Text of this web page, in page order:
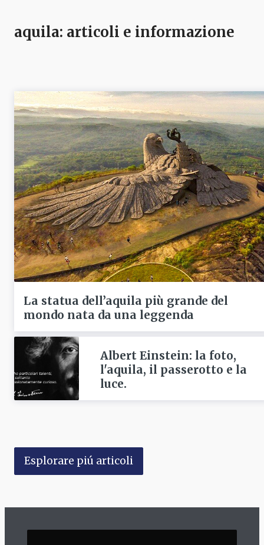
aquila: articoli e informazione
La statua dell’aquila più grande del
mondo nata da una leggenda
Albert Einstein: la foto,
l'aquila, il passerotto e la
luce.
Esplorare piú articoli